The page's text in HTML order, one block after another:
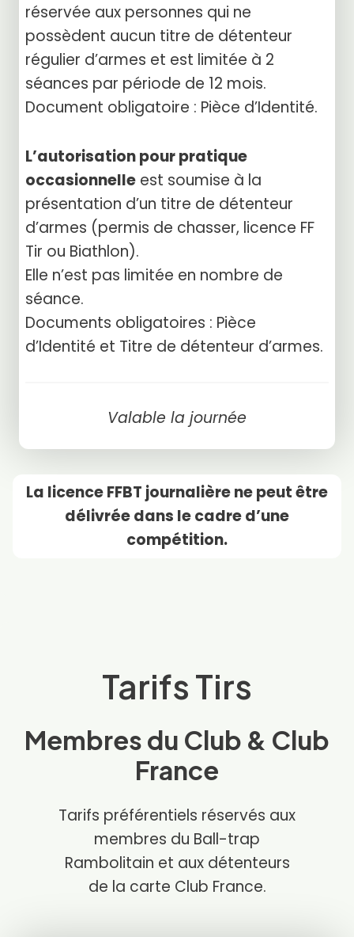
réservée aux personnes qui ne
possèdent aucun titre de détenteur
régulier d’armes et est limitée à 2
séances par période de 12 mois.
Document obligatoire : Pièce d’Identité.
L’autorisation pour pratique
occasionnelle est soumise à la
présentation d’un titre de détenteur
d’armes (permis de chasser, licence FF
Tir ou Biathlon).
Elle n’est pas limitée en nombre de
séance.
Documents obligatoires : Pièce
d’Identité et Titre de détenteur d’armes.
Valable la journée
La licence FFBT journalière ne peut être
délivrée dans le cadre d’une
compétition.
Tarifs Tirs
Membres du Club & Club
France
Tarifs préférentiels réservés aux
membres du Ball-trap
Rambolitain et aux détenteurs
de la carte Club France.